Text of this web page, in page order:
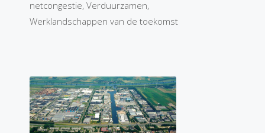
netcongestie, Verduurzamen,
Werklandschappen van de toekomst